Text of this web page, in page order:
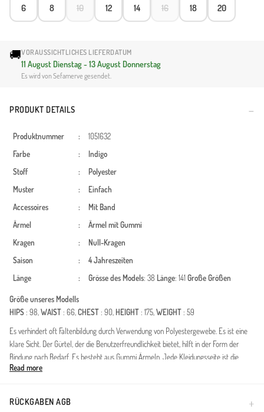
6 8 10 12 14 16 18 20
🚚VORAUSSICHTLICHES LIEFERDATUM
11 August Dienstag - 13 August Donnerstag
Es wird von Sefamerve gesendet.
PRODUKT DETAILS
Produktnummer :
1051632
Farbe
:
Indigo
Stoff
:
Polyester
Muster
:
Einfach
Accessoires
:
Mit Band
Ärmel
:
Ärmel mit Gummi
Kragen
:
Null-Kragen
Saison
:
4 Jahreszeiten
Länge
: Grösse des Models: 38 Länge: 141 Große Größen
Größe unseres Modells
HIPS: 98,WAIST: 66,CHEST: 90, HEIGHT: 175,WEIGHT: 59
Es verhindert oft Faltenbildung durch Verwendung von Polyestergewebe. Es ist eine
klare Sicht. Der Gürtel, der die Benutzerfreundlichkeit bietet, hilft in der Form der
Bindung nach Bedarf. Es besteht aus Gummi Ärmeln. Jede Kleidungsseite ist die
bevorzugte Nullkragenform. Es ist für vier Jahreszeiten geeignet. Große Größen
Dieses speziell entworfene Kleid kombiniert Eleganz mit modernem Design und
Read more
RÜCKGABEN AGB